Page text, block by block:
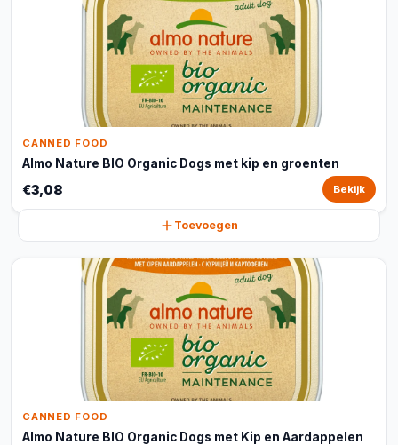
CANNED FOOD
Almo Nature BIO Organic Dogs met kip en groenten
€3,08 Bekijk
Toevoegen
CANNED FOOD
Almo Nature BIO Organic Dogs met Kip en Aardappelen